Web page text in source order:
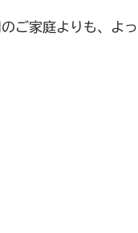
ご家庭よりも、よっ